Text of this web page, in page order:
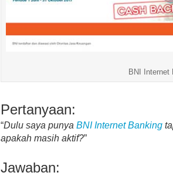
BNI Internet
Pertanyaan:
“Dulu saya punya BNI Internet Banking
apakah masih aktif?”
Jawaban: